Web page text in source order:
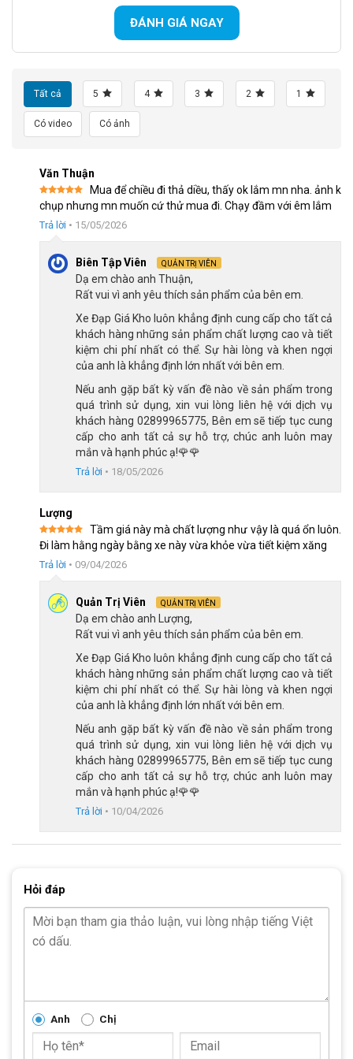
Dù khung nhôm rất bền, bạn nên sử dụng khăn mềm lau khô
khung xe sau khi đi mưa để bảo vệ lớp sơn tĩnh điện luôn như
Ghi đông thẳng, tay đề bấm xả, có phản quang trước
Phuộc giảm xóc có khóa hành trình
Xe đạp QT Bike QT640 24 inch sử dụng bộ phuộc giảm xóc lò
xo tích hợp khóa hành trình (Lockout). Đây là tính năng hiếm
thấy trên các mẫu xe đạp địa hình cùng phân khúc giá:
hoạt động tối đa để triệt tiêu các rung chấn từ mặt
đường lên tay lái, bảo vệ cổ tay và giảm mệt mỏi cho
người đạp.
phẳng hoặc lúc cần leo dốc, việc khóa phuộc sẽ giúp
xe cứng cáp hơn. Ngăn chặn hiện tượng “mất lực” do
nhún, giúp mỗi vòng đạp của bạn đạt hiệu suất cao
nhất.
Phuộc nhún lò xo êm ái giảm xóc khi đi đường gồ ghề
Tốc Độ
Trải nghiệm lái xe có mượt mà hay không phụ thuộc 90% vào
bộ truyền động. Xe đạp QT Bike QT640 24 inch tự hào trang bị
ĐÁNH GIÁ NGAY
Tất cả 5 4 3 2 1
Có video Có ảnh
Văn Thuận
Được xếp
hạng55
sao
Mua để chiều đi thả diều, thấy ok lắm mn nha. ảnh k
chụp nhưng mn muốn cứ thử mua đi. Chạy đầm với êm lắm
Trả lời • 15/05/2026
Biên Tập Viên QUẢN TRỊ VIÊN
Dạ em chào anh Thuận,
Rất vui vì anh yêu thích sản phẩm của bên em.
Xe Đạp Giá Kho luôn khẳng định cung cấp cho tất cả
khách hàng những sản phẩm chất lượng cao và tiết
kiệm chi phí nhất có thể. Sự hài lòng và khen ngợi
của anh là khẳng định lớn nhất với bên em.
Nếu anh gặp bất kỳ vấn đề nào về sản phẩm trong
quá trình sử dụng, xin vui lòng liên hệ với dịch vụ
khách hàng 02899965775, Bên em sẽ tiếp tục cung
cấp cho anh tất cả sự hỗ trợ, chúc anh luôn may
mắn và hạnh phúc ạ!🌹🌹
Trả lời • 18/05/2026
Lượng
Được xếp
hạng 5 5
sao
Tầm giá này mà chất lượng như vậy là quá ổn luôn.
Đi làm hằng ngày bằng xe này vừa khỏe vừa tiết kiệm xăng
Trả lời • 09/04/2026
Quản Trị Viên QUẢN TRỊ VIÊN
Dạ em chào anh Lượng,
Rất vui vì anh yêu thích sản phẩm của bên em.
Xe Đạp Giá Kho luôn khẳng định cung cấp cho tất cả
khách hàng những sản phẩm chất lượng cao và tiết
kiệm chi phí nhất có thể. Sự hài lòng và khen ngợi
của anh là khẳng định lớn nhất với bên em.
Nếu anh gặp bất kỳ vấn đề nào về sản phẩm trong
quá trình sử dụng, xin vui lòng liên hệ với dịch vụ
khách hàng 02899965775, Bên em sẽ tiếp tục cung
cấp cho anh tất cả sự hỗ trợ, chúc anh luôn may
mắn và hạnh phúc ạ!🌹🌹
Trả lời • 10/04/2026
Hỏi đáp
Anh Chị